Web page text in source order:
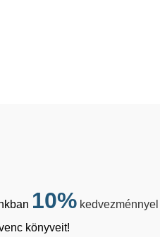
10% kedvezménnyel
könyveit!